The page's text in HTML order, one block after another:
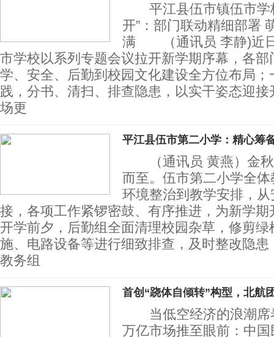
平江县伍市镇伍市学
开”：部门联动精细部署
满 （通讯员 李静)近日
市学校以系列专题会议拉开新学期序幕，各
学、安全、后勤到校园文化建设全方位布局
践，分书、清扫、排查隐患，以实干姿态迎
场更
平江县伍市第二小学：精心筹
（通讯员 黄燕）金秋
而至。伍市第二小学全
环境整治到教学安排，
接，各项工作紧锣密鼓、有序推进，为新
开学前夕，后勤组全面清理校园杂草，修剪
施、电路设备等进行细致排查，及时整改隐
教务组
首创“跷体自倾转”构型，北航
当低空经济的浪潮席
万亿市场推至眼前：中